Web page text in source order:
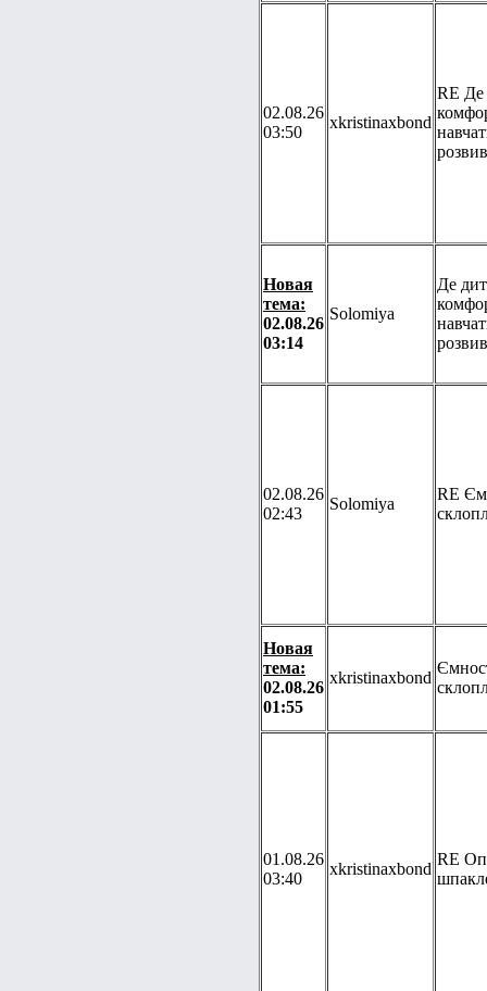
02.08.26
03:50
xkristinaxbond
RE Де
Новая
тема:
02.08.26
03:14
Solomiya
Де
02.08.26
02:43
Solomiya
RE
Новая
тема:
02.08.26
01:55
xkristinaxbond
01.08.26
03:40
xkristinaxbond
RE